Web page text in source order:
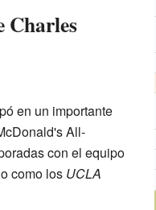
Charles
en un importante
All-
con el equipo
como los UCLA